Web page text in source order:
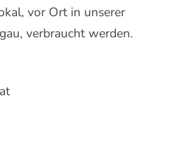
vor Ort in unserer
verbraucht werden.